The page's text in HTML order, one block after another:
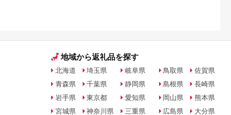
地域から返礼品を探す
北海道
青森県
岩手県
宮城県
埼玉県
千葉県
東京都
神奈川県
岐阜県
静岡県
愛知県
三重県
鳥取県
島根県
岡山県
広島県
佐賀県
長崎県
熊本県
大分県